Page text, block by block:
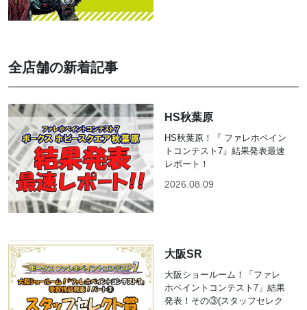
全店舗の新着記事
HS秋葉原
HS秋葉原！『 ファレホペイン
トコンテスト7』結果発表最速
レポート！
2026.08.09
大阪SR
大阪ショールーム！「ファレ
ホペイントコンテスト7」結果
発表！その③(スタッフセレク